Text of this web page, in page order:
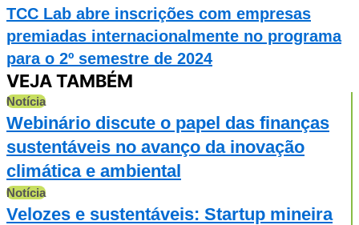
TCC Lab abre inscrições com empresas
premiadas internacionalmente no programa
para o 2º semestre de 2024
VEJA TAMBÉM
Notícia
Webinário discute o papel das finanças
sustentáveis no avanço da inovação
climática e ambiental
Notícia
Velozes e sustentáveis: Startup mineira